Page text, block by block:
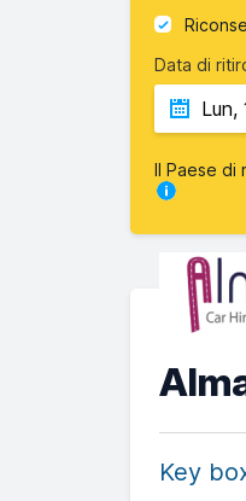
Data di
Il Paese di
Key